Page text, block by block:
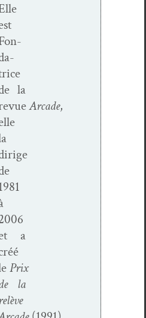
la
Arcade,
a
Prix
la